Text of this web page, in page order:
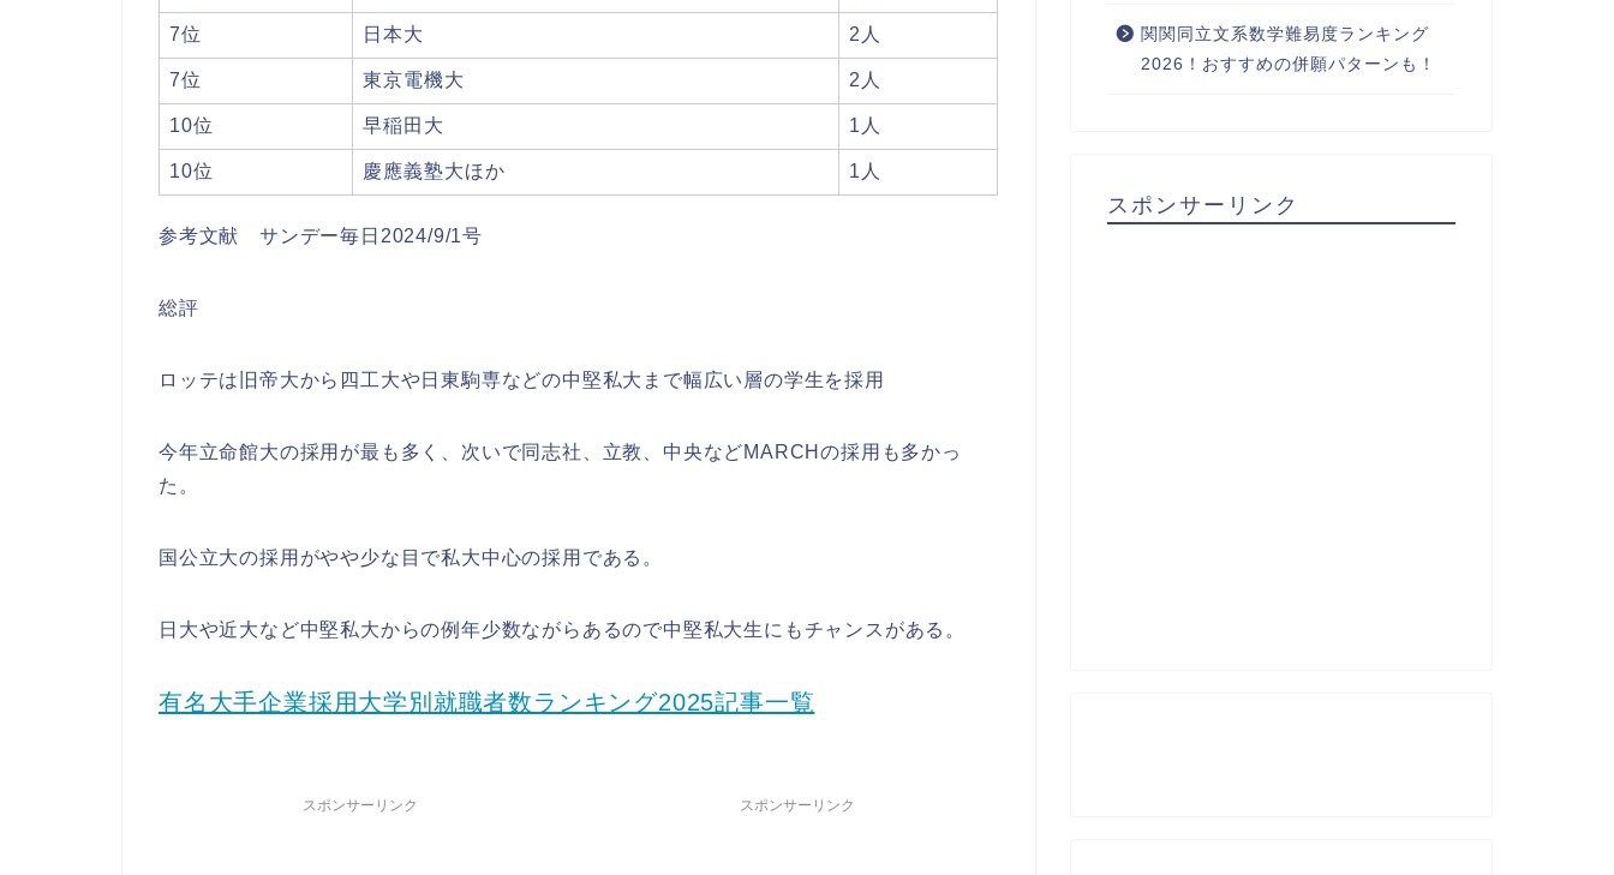
7位 日本大 2人
7位 東京電機大 2人
10位 早稲田大 1人
10位 慶應義塾大ほか 1人
参考文献 サンデー毎日2024/9/1号
総評
ロッテは旧帝大から四工大や日東駒専などの中堅私大まで幅広い層の学生を採用
今年立命館大の採用が最も多く、次いで同志社、立教、中央などMARCHの採用も多かっ
た。
国公立大の採用がやや少な目で私大中心の採用である。
日大や近大など中堅私大からの例年少数ながらあるので中堅私大生にもチャンスがある。
有名大手企業採用大学別就職者数ランキング2025記事一覧
スポンサーリンク スポンサーリンク
関関同立文系数学難易度ランキング
2026！おすすめの併願パターンも！
スポンサーリンク